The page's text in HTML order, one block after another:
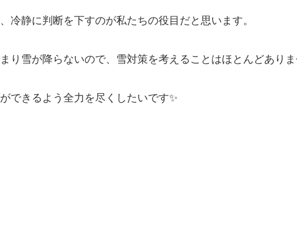
冷静に判断を下すのが私たちの役目だと思います。
り雪が降らないので、雪対策を考えることはほとんどあり
できるよう全力を尽くしたいです✨